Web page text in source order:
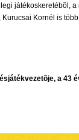
játékoskeretébõl,
Kornél is
a 43